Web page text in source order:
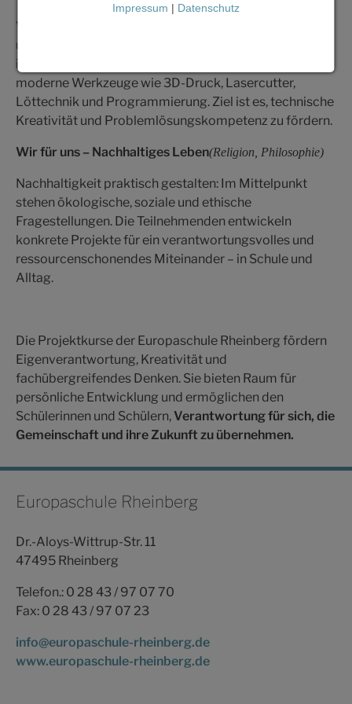
Von der Idee zum eigenen Produkt: Die Schülerinnen
und Schüler entwickeln, planen und realisieren ein
individuelles technisches Projekt. Dabei nutzen sie
moderne Werkzeuge wie 3D-Druck, Lasercutter,
Löttechnik und Programmierung. Ziel ist es, technische
Kreativität und Problemlösungskompetenz zu fördern.
Wir für uns – Nachhaltiges Leben(Religion, Philosophie)
Nachhaltigkeit praktisch gestalten: Im Mittelpunkt
stehen ökologische, soziale und ethische
Fragestellungen. Die Teilnehmenden entwickeln
konkrete Projekte für ein verantwortungsvolles und
ressourcenschonendes Miteinander – in Schule und
Alltag.
Die Projektkurse der Europaschule Rheinberg fördern
Eigenverantwortung, Kreativität und
fachübergreifendes Denken. Sie bieten Raum für
persönliche Entwicklung und ermöglichen den
Schülerinnen und Schülern,Verantwortung für sich, die
Gemeinschaft und ihre Zukunft zu übernehmen.
Europaschule Rheinberg
Dr.-Aloys-Wittrup-Str. 11
47495 Rheinberg
Telefon.: 0 28 43 / 97 07 70
Fax: 0 28 43 / 97 07 23
info@europaschule-rheinberg.de
www.europaschule-rheinberg.de
Impressum | Datenschutz